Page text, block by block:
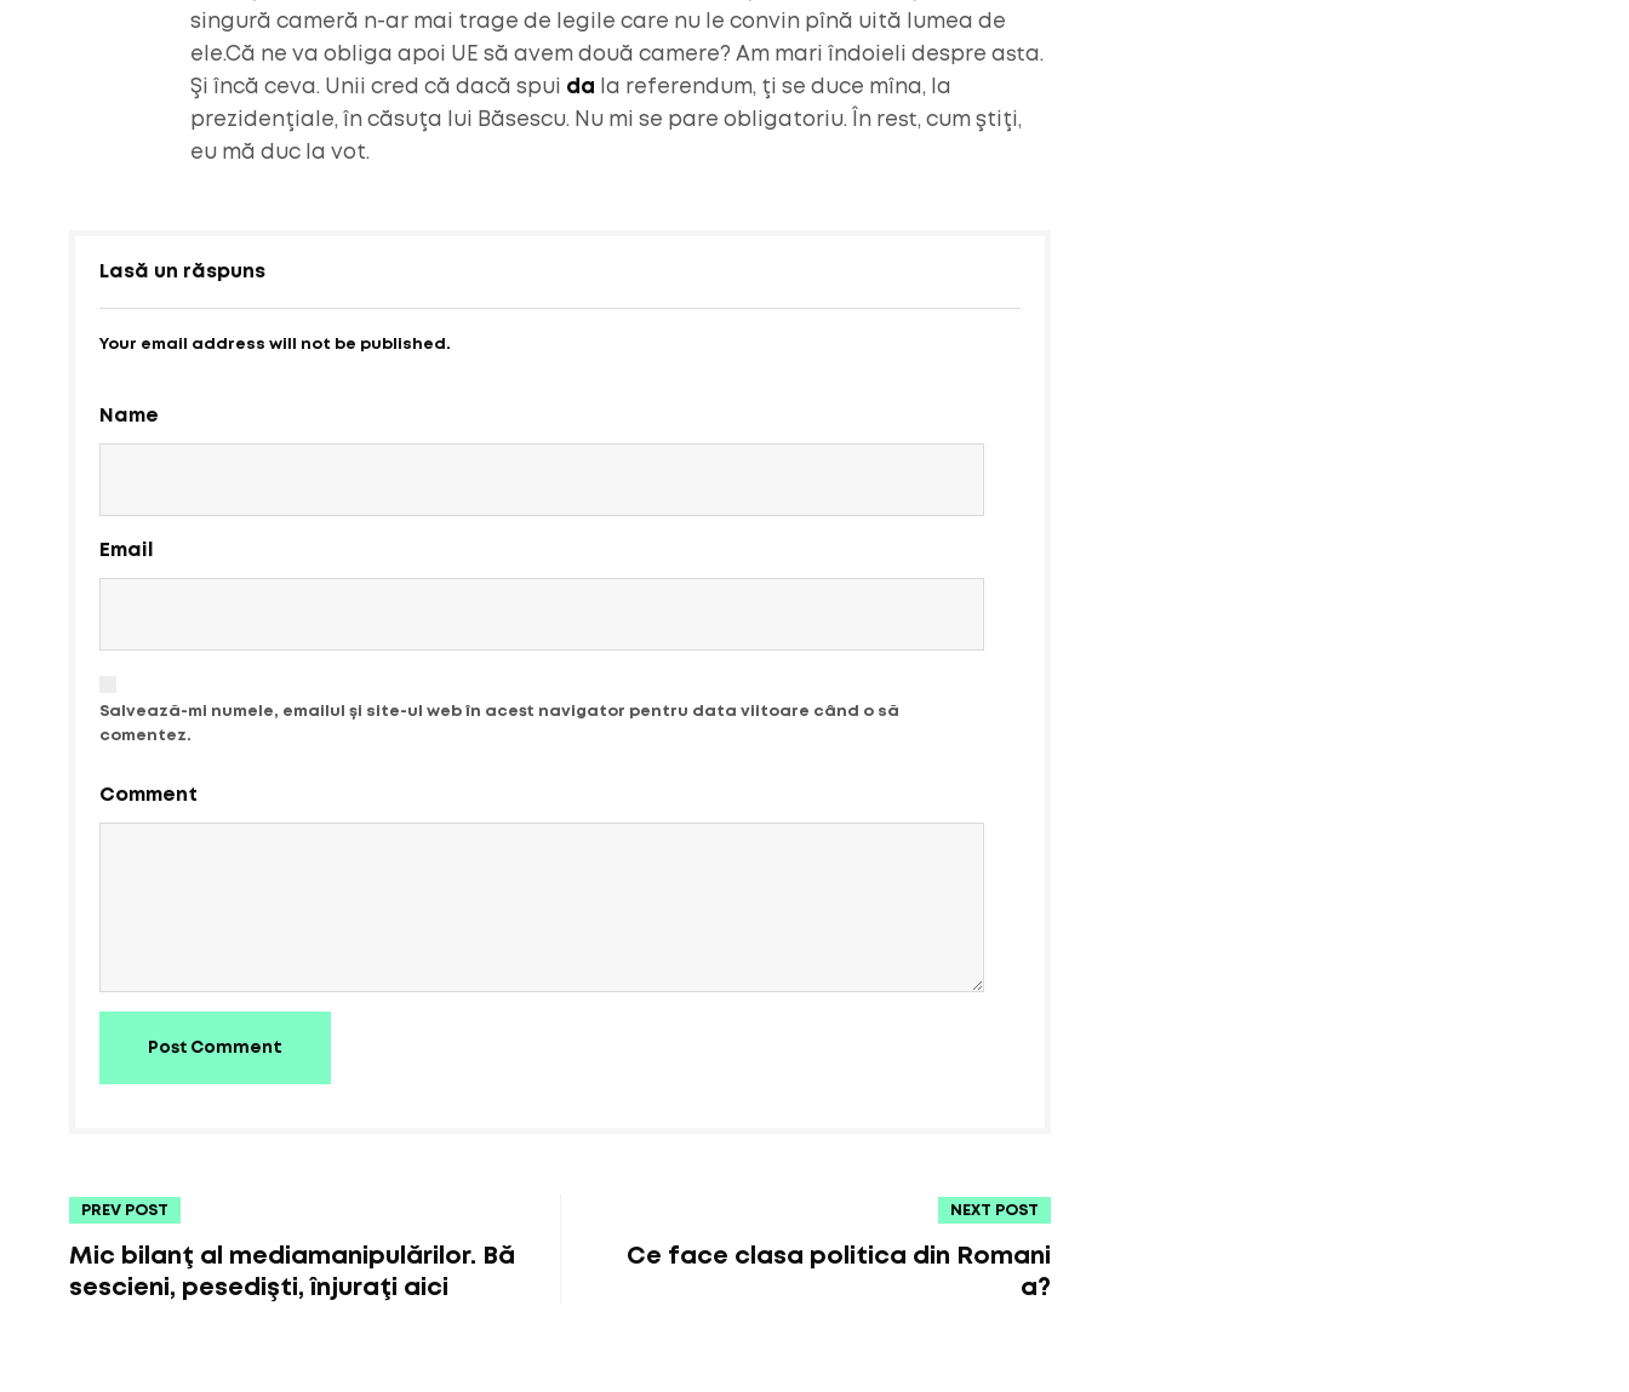
singură cameră n-ar mai trage de legile care nu le convin pînă uită lumea de
ele.Că ne va obliga apoi UE să avem două camere? Am mari îndoieli despre asta.
Şi încă ceva. Unii cred că dacă spui
da
la referendum, ţi se duce mîna, la
prezidenţiale, în căsuţa lui Băsescu. Nu mi se pare obligatoriu. În rest, cum ştiţi,
eu mă duc la vot.
Lasă un răspuns
Your email address will not be published.
Name
Email
Salvează-mi numele, emailul și site-ul web în acest navigator pentru data viitoare când o să
comentez.
Comment
Post Comment
PREV POST
Mic bilanţ al mediamanipulărilor. Bă
sescieni, pesedişti, înjuraţi aici
NEXT POST
Ce face clasa politica din Romani
a?